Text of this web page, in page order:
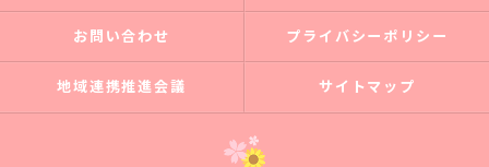
お問い合わせ プライバシーポリシー
地域連携推進会議 サイトマップ